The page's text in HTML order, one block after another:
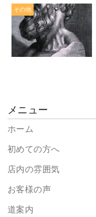
その他
メニュー
ホーム
初めての方へ
店内の雰囲気
お客様の声
道案内